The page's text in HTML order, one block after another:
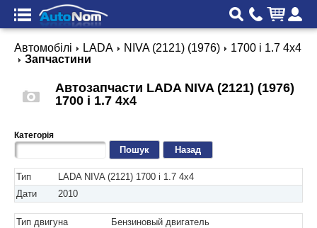
Автомобілі LADA NIVA (2121) (1976)
1700 i 1.7 4x4
Запчастини
Автозапчасти LADA NIVA (2121) (1976)
1700 i 1.7 4x4
Категорія
Назад
Тип
LADA NIVA (2121) 1700 i 1.7 4x4
Дати
2010
Тип двигуна
Бензиновый двигатель